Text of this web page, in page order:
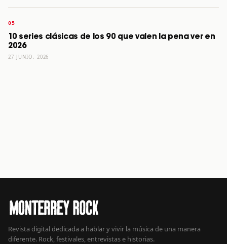
10 series clásicas de los 90 que valen la pena ver en
2026
27 JUNIO, 2026
Revista digital dedicada a hablar y vivir la música de una manera
diferente. Rock, festivales, entrevistas e historias.